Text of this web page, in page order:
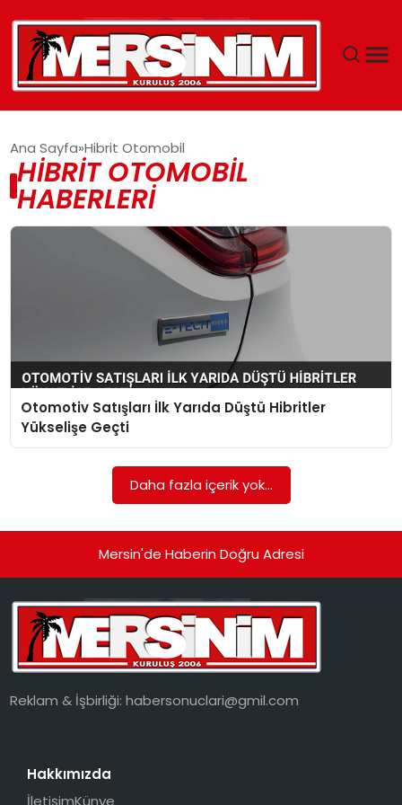
YAŞAM
GÜNCEL
SPOR
EKONOMI
Ana Sayfa Hibrit Otomobil
HIBRIT OTOMOBIL
HABERLERI
Otomotiv Satışları İlk Yarıda Düştü Hibritler
Yükselişe Geçti
Daha fazla içerik yok...
Mersin'de Haberin Doğru Adresi
Reklam & İşbirliği:habersonuclari@gmil.com
Hakkımızda
İletişimKünye